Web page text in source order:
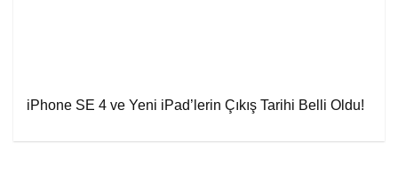
iPhone SE 4 ve Yeni iPad’lerin Çıkış Tarihi Belli Oldu!